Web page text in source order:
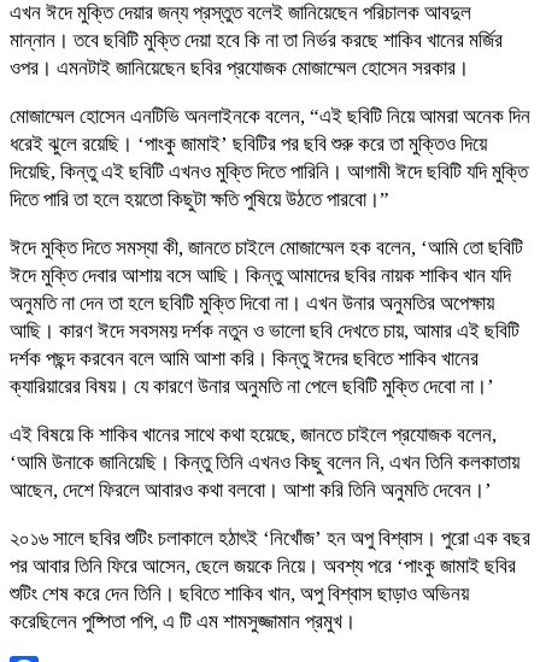
এখন ঈদে মুক্তি দেয়ার জন্য প্রস্তুত বলেই জানিয়েছেন পরিচালক আবদুল
মান্নান। তবে ছবিটি মুক্তি দেয়া হবে কি না তা নির্ভর করছে শাকিব খানের মর্জির
ওপর। এমনটাই জানিয়েছেন ছবির প্রযোজক মোজাম্মেল হোসেন সরকার।
মোজাম্মেল হোসেন এনটিভি অনলাইনকে বলেন, “এই ছবিটি নিয়ে আমরা অনেক দিন
ধরেই ঝুলে রয়েছি। ‘পাংকু জামাই’ ছবিটির পর ছবি শুরু করে তা মুক্তিও দিয়ে
দিয়েছি, কিন্তু এই ছবিটি এখনও মুক্তি দিতে পারিনি। আগামী ঈদে ছবিটি যদি মুক্তি
দিতে পারি তা হলে হয়তো কিছুটা ক্ষতি পুষিয়ে উঠতে পারবো।”
ঈদে মুক্তি দিতে সমস্যা কী, জানতে চাইলে মোজাম্মেল হক বলেন, ‘আমি তো ছবিটি
ঈদে মুক্তি দেবার আশায় বসে আছি। কিন্তু আমাদের ছবির নায়ক শাকিব খান যদি
অনুমতি না দেন তা হলে ছবিটি মুক্তি দিবো না। এখন উনার অনুমতির অপেক্ষায়
আছি। কারণ ঈদে সবসময় দর্শক নতুন ও ভালো ছবি দেখতে চায়, আমার এই ছবিটি
দর্শক পছন্দ করবেন বলে আমি আশা করি। কিন্তু ঈদের ছবিতে শাকিব খানের
ক্যারিয়ারের বিষয়। যে কারণে উনার অনুমতি না পেলে ছবিটি মুক্তি দেবো না।’
এই বিষয়ে কি শাকিব খানের সাথে কথা হয়েছে, জানতে চাইলে প্রযোজক বলেন,
‘আমি উনাকে জানিয়েছি। কিন্তু তিনি এখনও কিছু বলেন নি, এখন তিনি কলকাতায়
আছেন, দেশে ফিরলে আবারও কথা বলবো। আশা করি তিনি অনুমতি দেবেন।’
২০১৬ সালে ছবির শুটিং চলাকালে হঠাৎই ‘নিখোঁজ’ হন অপু বিশ্বাস। পুরো এক বছর
পর আবার তিনি ফিরে আসেন, ছেলে জয়কে নিয়ে। অবশ্য পরে ‘পাংকু জামাই ছবির
শুটিং শেষ করে দেন তিনি। ছবিতে শাকিব খান, অপু বিশ্বাস ছাড়াও অভিনয়
করেছিলেন পুষ্পিতা পপি, এ টি এম শামসুজ্জামান প্রমুখ।